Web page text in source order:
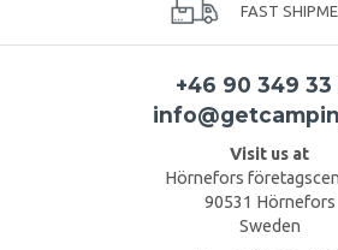
FAST
+46 90 349 33
Visit us at
Hörnefors
90531 Hörnefors
Sweden